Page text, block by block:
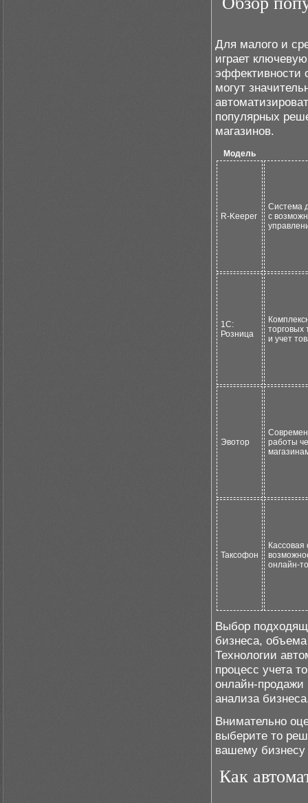
Для малого и
играет
эффективности
могут
популярных
магазинов.
Модель
R-Keeper
Система
с
1C:
Розница
торговых
и учет
Эвотор
работы
Таксофон
Кассовая
онлайн-
Выбор
бизнеса,
Технологии
процесс учета
онлайн-
анализа
Внимательно
выберите то
вашему
Как